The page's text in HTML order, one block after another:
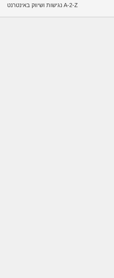
A-2-Z נגישות ושיווק באינטרנט